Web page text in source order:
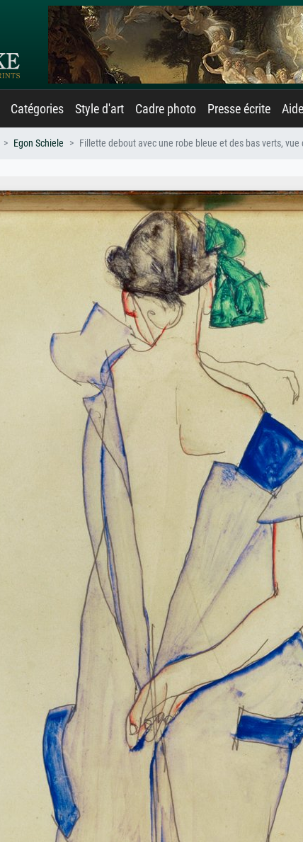
Catégories Style d'art Cadre photo Presse écrite
Egon Schiele Fillette debout avec une robe bleue et des bas verts,